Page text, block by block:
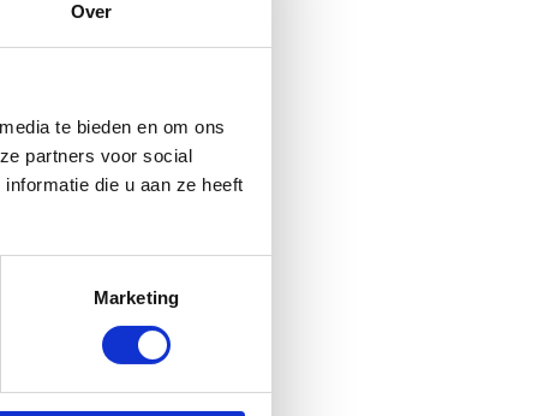
Over
te bieden en om ons
partners voor social
die u aan ze heeft
Marketing